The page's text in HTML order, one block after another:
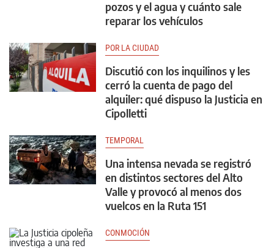
pozos y el agua y cuánto sale
reparar los vehículos
POR LA CIUDAD
Discutió con los inquilinos y les
cerró la cuenta de pago del
alquiler: qué dispuso la Justicia en
Cipolletti
TEMPORAL
Una intensa nevada se registró
en distintos sectores del Alto
Valle y provocó al menos dos
vuelcos en la Ruta 151
CONMOCIÓN